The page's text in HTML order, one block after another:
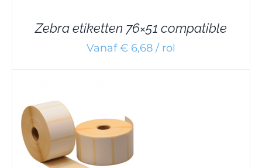
Zebra etiketten 76×51 compatible
Vanaf € 6,68 / rol